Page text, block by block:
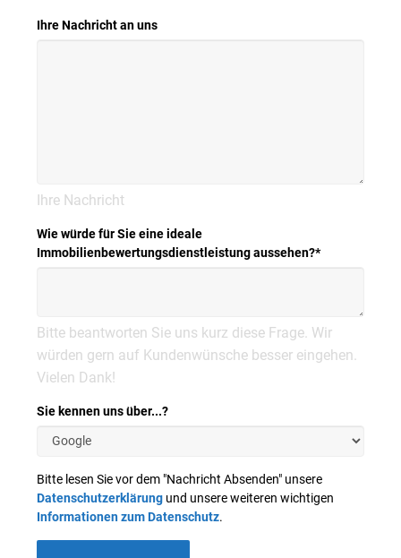
Ihre Nachricht an uns
Ihre Nachricht
Wie würde für Sie eine ideale
Immobilienbewertungsdienstleistung aussehen?*
Bitte beantworten Sie uns kurz diese Frage. Wir
würden gern auf Kundenwünsche besser eingehen.
Vielen Dank!
Sie kennen uns über...?
Bitte lesen Sie vor dem "Nachricht Absenden" unsere
Datenschutzerklärung und unsere weiteren wichtigen
Informationen zum Datenschutz.